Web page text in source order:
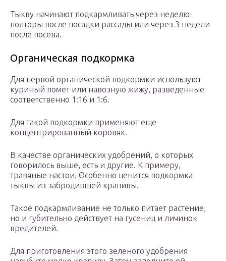
Тыкву начинают подкармливать через неделю-
полторы после посадки рассады или через 3 недели
после посева.
Органическая подкормка
Для первой органической подкормки используют
куриный помет или навозную жижу, разведенные
соответственно 1:16 и 1:6.
Для такой подкормки применяют еще
концентрированный коровяк.
В качестве органических удобрений, о которых
говорилось выше, есть и другие. К примеру,
травяные настои. Особенно ценится подкормка
тыквы из забродившей крапивы.
Такое подкармливание не только питает растение,
но и губительно действует на гусениц и личинок
вредителей.
Для приготовления этого зеленого удобрения